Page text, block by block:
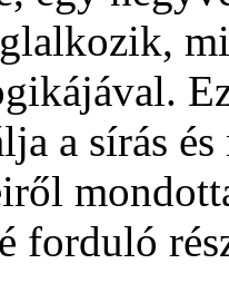
a sírás
forduló